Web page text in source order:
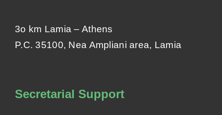
3ο km Lamia – Athens
P.C. 35100, Nea Ampliani area, Lamia
Secretarial Support